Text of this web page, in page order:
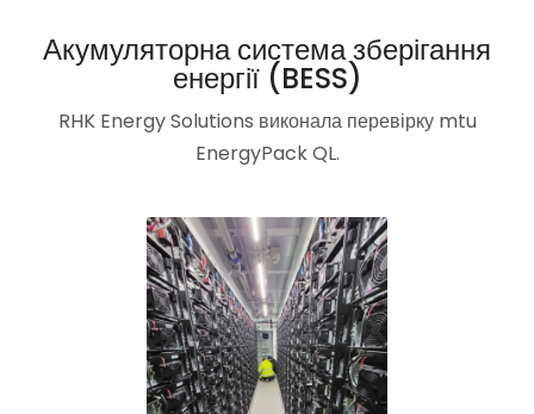
Акумуляторна система зберігання
енергії (BESS)
RHK Energy Solutions виконала перевірку mtu
EnergyPack QL.